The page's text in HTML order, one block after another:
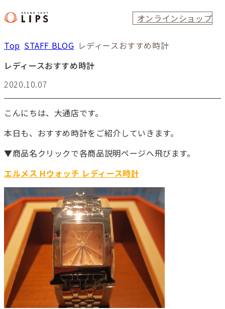
オンラインショップ
Top STAFF BLOG レディースおすすめ時計
レディースおすすめ時計
2020.10.07
こんにちは、大通店です。
本日も、おすすめ時計をご紹介していきます。
▼商品名クリックで各商品説明ページへ飛びます。
エルメス Hウォッチ レディース時計